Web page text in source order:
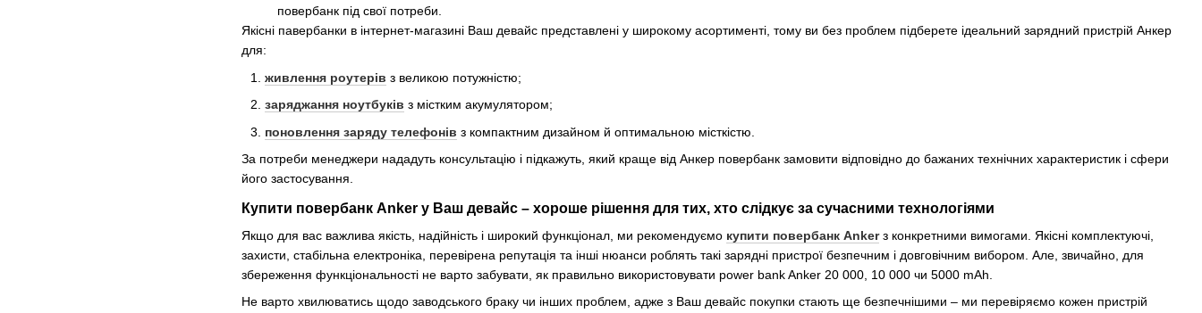
повербанк під свої потреби.
Якісні павербанки в інтернет-магазині Ваш девайс представлені у широкому асортименті, тому ви без проблем підберете ідеальний зарядний пристрій Анкер
для:
живлення роутерів з великою потужністю;
заряджання ноутбуків з містким акумулятором;
поновлення заряду телефонів з компактним дизайном й оптимальною місткістю.
За потреби менеджери нададуть консультацію і підкажуть, який краще від Анкер повербанк замовити відповідно до бажаних технічних характеристик і сфери
його застосування.
Купити повербанк Anker у Ваш девайс – хороше рішення для тих, хто слідкує за сучасними технологіями
Якщо для вас важлива якість, надійність і широкий функціонал, ми рекомендуємо купити повербанк Аnkerз конкретними вимогами. Якісні комплектуючі,
захисти, стабільна електроніка, перевірена репутація та інші нюанси роблять такі зарядні пристрої безпечним і довговічним вибором. Але, звичайно, для
збереження функціональності не варто забувати, як правильно використовувати power bank Anker 20 000, 10 000 чи 5000 mAh.
Не варто хвилюватись щодо заводського браку чи інших проблем, адже з Ваш девайс покупки стають ще безпечнішими – ми перевіряємо кожен пристрій